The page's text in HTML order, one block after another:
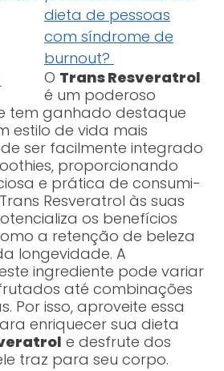
dieta de pessoas
com síndrome de
burnout?
O Trans Resveratrol
é um poderoso
tem ganhado destaque
estilo de vida mais
ser facilmente integrado
proporcionando
e prática de consumi-
Resveratrol às suas
os benefícios
a retenção de beleza
longevidade. A
ingrediente pode variar
até combinações
Por isso, aproveite essa
enriquecer sua dieta
e desfrute dos
traz para seu corpo.